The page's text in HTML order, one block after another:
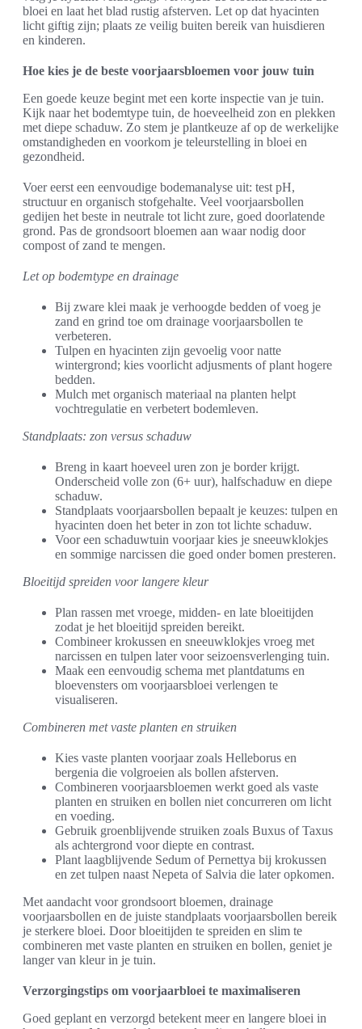
bloei en laat het blad rustig afsterven. Let op dat hyacinten
licht giftig zijn; plaats ze veilig buiten bereik van huisdieren
en kinderen.
Hoe kies je de beste voorjaarsbloemen voor jouw tuin
Een goede keuze begint met een korte inspectie van je tuin.
Kijk naar het bodemtype tuin, de hoeveelheid zon en plekken
met diepe schaduw. Zo stem je plantkeuze af op de werkelijke
omstandigheden en voorkom je teleurstelling in bloei en
gezondheid.
Voer eerst een eenvoudige bodemanalyse uit: test pH,
structuur en organisch stofgehalte. Veel voorjaarsbollen
gedijen het beste in neutrale tot licht zure, goed doorlatende
grond. Pas de grondsoort bloemen aan waar nodig door
compost of zand te mengen.
Let op bodemtype en drainage
Bij zware klei maak je verhoogde bedden of voeg je
zand en grind toe om drainage voorjaarsbollen te
verbeteren.
Tulpen en hyacinten zijn gevoelig voor natte
wintergrond; kies voorlicht adjusments of plant hogere
bedden.
Mulch met organisch materiaal na planten helpt
vochtregulatie en verbetert bodemleven.
Standplaats: zon versus schaduw
Breng in kaart hoeveel uren zon je border krijgt.
Onderscheid volle zon (6+ uur), halfschaduw en diepe
schaduw.
Standplaats voorjaarsbollen bepaalt je keuzes: tulpen en
hyacinten doen het beter in zon tot lichte schaduw.
Voor een schaduwtuin voorjaar kies je sneeuwklokjes
en sommige narcissen die goed onder bomen presteren.
Bloeitijd spreiden voor langere kleur
Plan rassen met vroege, midden- en late bloeitijden
zodat je het bloeitijd spreiden bereikt.
Combineer krokussen en sneeuwklokjes vroeg met
narcissen en tulpen later voor seizoensverlenging tuin.
Maak een eenvoudig schema met plantdatums en
bloevensters om voorjaarsbloei verlengen te
visualiseren.
Combineren met vaste planten en struiken
Kies vaste planten voorjaar zoals Helleborus en
bergenia die volgroeien als bollen afsterven.
Combineren voorjaarsbloemen werkt goed als vaste
planten en struiken en bollen niet concurreren om licht
en voeding.
Gebruik groenblijvende struiken zoals Buxus of Taxus
als achtergrond voor diepte en contrast.
Plant laagblijvende Sedum of Pernettya bij krokussen
en zet tulpen naast Nepeta of Salvia die later opkomen.
Met aandacht voor grondsoort bloemen, drainage
voorjaarsbollen en de juiste standplaats voorjaarsbollen bereik
je sterkere bloei. Door bloeitijden te spreiden en slim te
combineren met vaste planten en struiken en bollen, geniet je
langer van kleur in je tuin.
Verzorgingstips om voorjaarbloei te maximaliseren
Goed geplant en verzorgd betekent meer en langere bloei in